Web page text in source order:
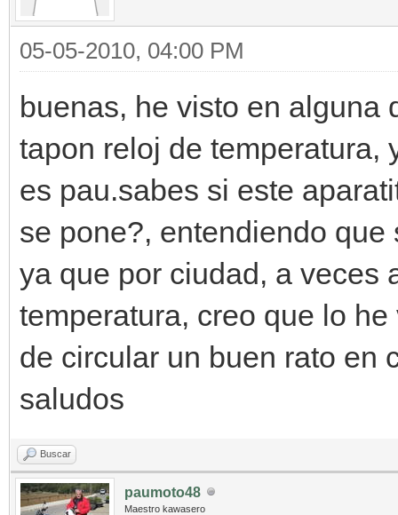
05-05-2010, 04:00 PM
buenas, he visto en alguna
tapon reloj de temperatura,
es pau.sabes si este
se pone?, entendiendo
ya que por ciudad, a veces
temperatura, creo que lo
de circular un buen rato en
saludos
Buscar
paumoto48
Maestro kawasero